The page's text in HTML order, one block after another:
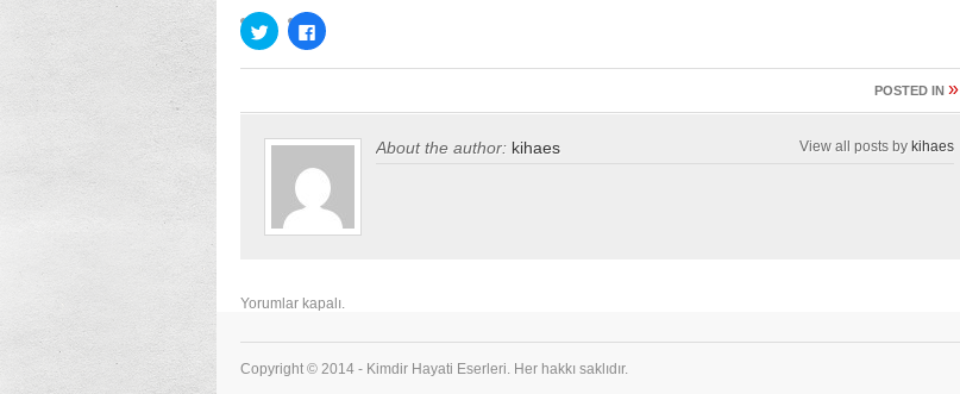
Twitter
üzerinde
paylaşmak
için
pencerede
Facebook’ta
paylaşmak
tıklayın
açılır)
POSTED IN »
About the author: kihaes View all posts by kihaes
Yorumlar kapalı.
Copyright © 2014 - Kimdir Hayati Eserleri. Her hakkı saklıdır.